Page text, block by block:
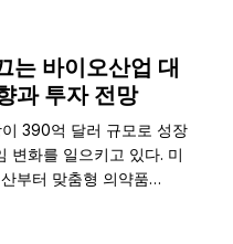
는 바이오산업 대
과 투자 전망
390억 달러 규모로 성장
변화를 일으키고 있다. 미
부터 맞춤형 의약품…